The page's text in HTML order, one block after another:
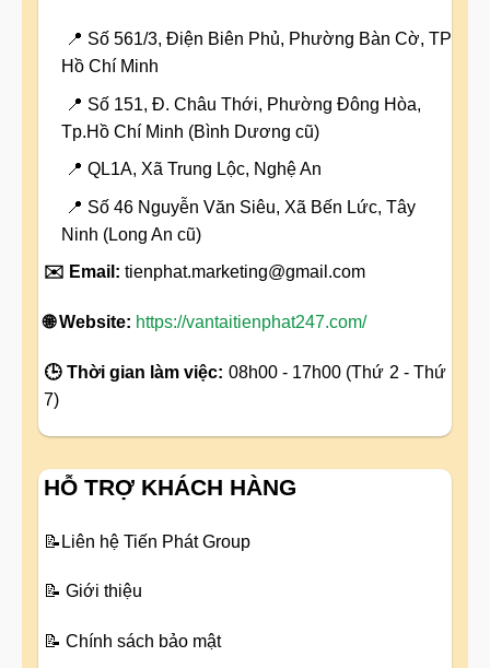
📍 Số 561/3, Điện Biên Phủ, Phường Bàn Cờ, TP
Hồ Chí Minh
📍 Số 151, Đ. Châu Thới, Phường Đông Hòa,
Tp.Hồ Chí Minh (Bình Dương cũ)
📍 QL1A, Xã Trung Lộc, Nghệ An
📍 Số 46 Nguyễn Văn Siêu, Xã Bến Lức, Tây
Ninh (Long An cũ)
✉️ Email: tienphat.marketing@gmail.com
🌐 Website: https://vantaitienphat247.com/
🕒 Thời gian làm việc: 08h00 - 17h00 (Thứ 2 - Thứ
7)
HỖ TRỢ KHÁCH HÀNG
📝 Liên hệ Tiến Phát Group
📝 Giới thiệu
📝 Chính sách bảo mật